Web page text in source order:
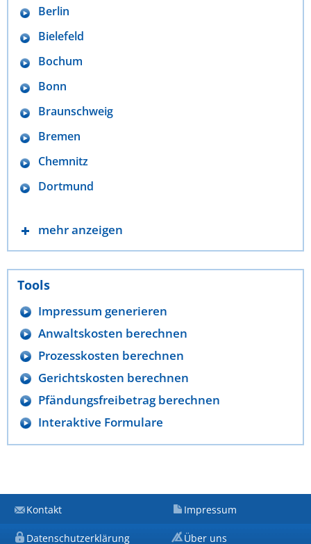
Berlin
Bielefeld
Bochum
Bonn
Braunschweig
Bremen
Chemnitz
Dortmund
mehr anzeigen
Tools
Impressum generieren
Anwaltskosten berechnen
Prozesskosten berechnen
Gerichtskosten berechnen
Pfändungsfreibetrag berechnen
Interaktive Formulare
Kontakt Impressum
Datenschutzerklärung Über uns